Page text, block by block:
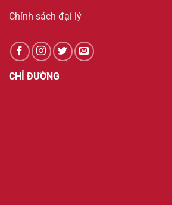
Chính sách đại lý
CHỈ ĐƯỜNG